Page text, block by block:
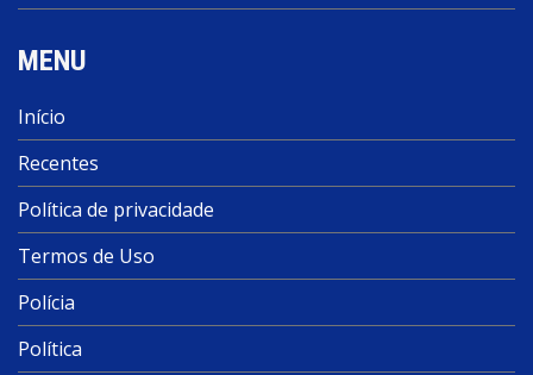
MENU
Início
Recentes
Política de privacidade
Termos de Uso
Polícia
Política